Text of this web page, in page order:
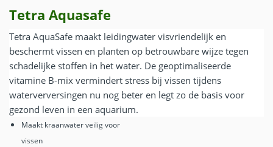
Tetra Aquasafe
Tetra AquaSafe maakt leidingwater visvriendelijk en
beschermt vissen en planten op betrouwbare wijze tegen
schadelijke stoffen in het water. De geoptimaliseerde
vitamine B-mix vermindert stress bij vissen tijdens
waterverversingen nu nog beter en legt zo de basis voor
gezond leven in een aquarium.
Maakt kraanwater veilig voor
vissen